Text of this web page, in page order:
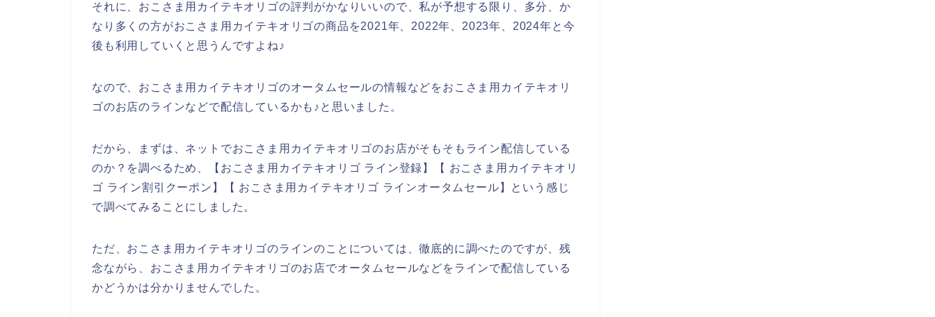
それに、おこさま用カイテキオリゴの評判がかなりいいので、私が予想する限り、多分、か
なり多くの方がおこさま用カイテキオリゴの商品を2021年、2022年、2023年、2024年と今
後も利用していくと思うんですよね♪
なので、おこさま用カイテキオリゴのオータムセールの情報などをおこさま用カイテキオリ
ゴのお店のラインなどで配信しているかも♪と思いました。
だから、まずは、ネットでおこさま用カイテキオリゴのお店がそもそもライン配信している
のか？を調べるため、【おこさま用カイテキオリゴ ライン登録】【 おこさま用カイテキオリ
ゴ ライン割引クーポン】【 おこさま用カイテキオリゴ ラインオータムセール】という感じ
で調べてみることにしました。
ただ、おこさま用カイテキオリゴのラインのことについては、徹底的に調べたのですが、残
念ながら、おこさま用カイテキオリゴのお店でオータムセールなどをラインで配信している
かどうかは分かりませんでした。